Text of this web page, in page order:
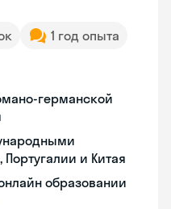
1 год опыта
германской
и Китая
образовании